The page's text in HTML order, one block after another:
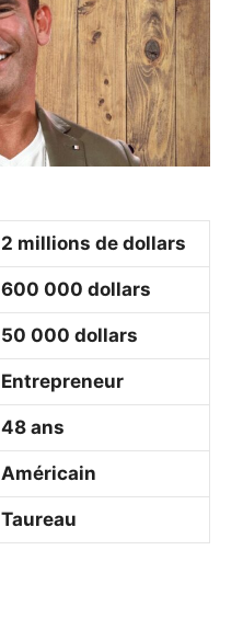
2 millions de dollars
600 000 dollars
50 000 dollars
Entrepreneur
48 ans
Américain
Taureau